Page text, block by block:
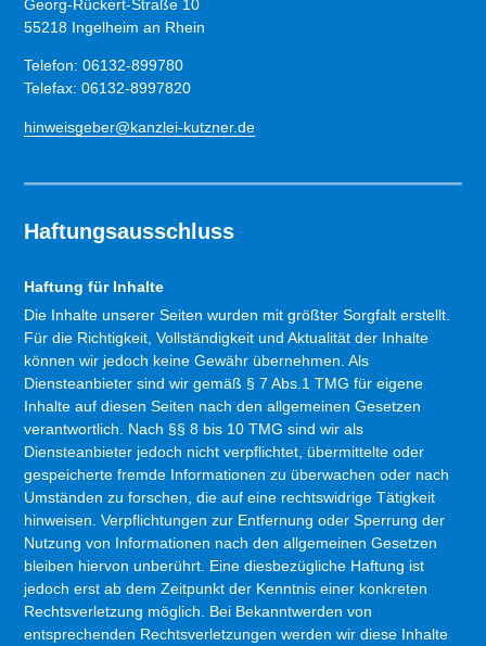
Georg-Rückert-Straße 10
55218 Ingelheim an Rhein
Telefon: 06132-899780
Telefax: 06132-8997820
hinweisgeber@kanzlei-kutzner.de
Haftungsausschluss
Haftung für Inhalte
Die Inhalte unserer Seiten wurden mit größter Sorgfalt erstellt.
Für die Richtigkeit, Vollständigkeit und Aktualität der Inhalte
können wir jedoch keine Gewähr übernehmen. Als
Diensteanbieter sind wir gemäß § 7 Abs.1 TMG für eigene
Inhalte auf diesen Seiten nach den allgemeinen Gesetzen
verantwortlich. Nach §§ 8 bis 10 TMG sind wir als
Diensteanbieter jedoch nicht verpflichtet, übermittelte oder
gespeicherte fremde Informationen zu überwachen oder nach
Umständen zu forschen, die auf eine rechtswidrige Tätigkeit
hinweisen. Verpflichtungen zur Entfernung oder Sperrung der
Nutzung von Informationen nach den allgemeinen Gesetzen
bleiben hiervon unberührt. Eine diesbezügliche Haftung ist
jedoch erst ab dem Zeitpunkt der Kenntnis einer konkreten
Rechtsverletzung möglich. Bei Bekanntwerden von
entsprechenden Rechtsverletzungen werden wir diese Inhalte